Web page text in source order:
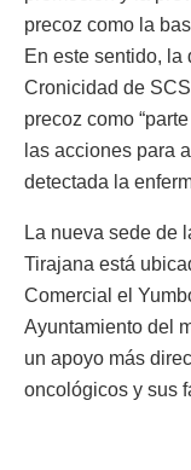
precoz como la
En este sentido,
Cronicidad de
precoz como
las acciones para
detectada la
La nueva sede de
Tirajana está
Comercial el
Ayuntamiento del
un apoyo más
oncológicos y sus